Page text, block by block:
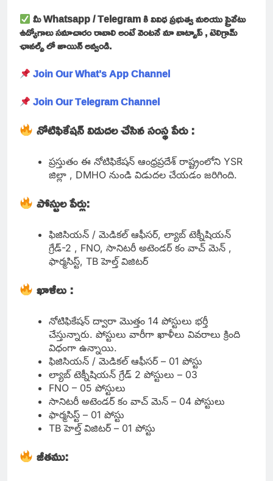
మీ Whatsapp / Telegram కి వివిధ ప్రభుత్వ మరియు ప్రైవేటు
ఉద్యోగాలు సమాచారం రావాలి అంటే వెంటనే మా వాట్సాప్ , టెలిగ్రామ్
ఛానల్స్ లో జాయిన్ అవ్వండి.
Join Our What’s App Channel
Join Our Telegram Channel
నోటిఫికేషన్ విడుదల చేసిన సంస్థ పేరు :
ప్రస్తుతం ఈ నోటిఫికేషన్ ఆంధ్రప్రదేశ్ రాష్ట్రంలోని YSR
జిల్లా , DMHO నుండి విడుదల చేయడం జరిగింది.
పోస్టుల పేర్లు:
ఫిజిసియన్ / మెడికల్ ఆఫీసర్, ల్యాబ్ టెక్నీషియన్
గ్రేడ్-2 , FNO, సానిటరీ అటెండర్ కం వాచ్ మెన్ ,
ఫార్మసిస్ట్, TB హెల్త్ విజిటర్
ఖాళీలు :
నోటిఫికేషన్ ద్వారా మొత్తం 14 పోస్టులు భర్తీ
చేస్తున్నారు. పోస్టులు వారీగా ఖాళీలు వివరాలు క్రింది
విధంగా ఉన్నాయి.
ఫిజిసియన్ / మెడికల్ ఆఫీసర్ – 01 పోస్టు
ల్యాబ్ టెక్నీషియన్ గ్రేడ్ 2 పోస్టులు – 03
FNO – 05 పోస్టులు
సానిటరీ అటెండర్ కం వాచ్ మెన్ – 04 పోస్టులు
ఫార్మసిస్ట్ – 01 పోస్టు
TB హెల్త్ విజిటర్ – 01 పోస్టు
జీతము: